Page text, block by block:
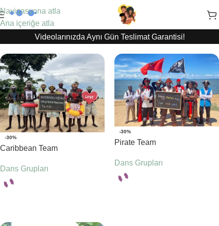
Navigasyona atla
Ana içeriğe atla
Videolarınızda Aynı Gün Teslimat Garantisi!
-30%
Caribbean Team
Dans Grupları
-30%
Pirate Team
Dans Grupları